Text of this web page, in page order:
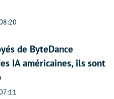
de ByteDance
IA américaines, ils sont